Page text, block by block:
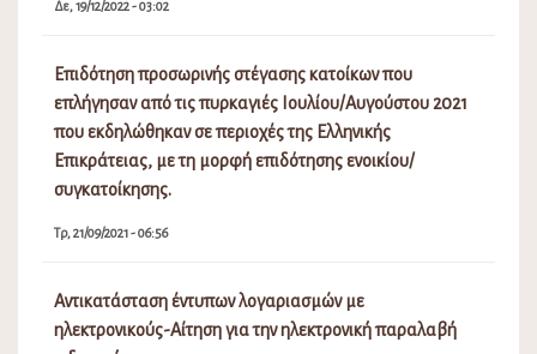
Δημιουργία Μητρώου Νέων για τη συγκρότηση
Πα, 27/09/2024 - 01:41
Δεσποζόμενα και Αδέσποτα Ζώα συντροφιάς
Δικαιώματα – Υποχρεώσεις
Τρ, 04/06/2024 - 10:01
Προσωρινοί πίνακες κατάταξης πωλητών Λαϊκών
Αγορών Δήμου Λοκρών